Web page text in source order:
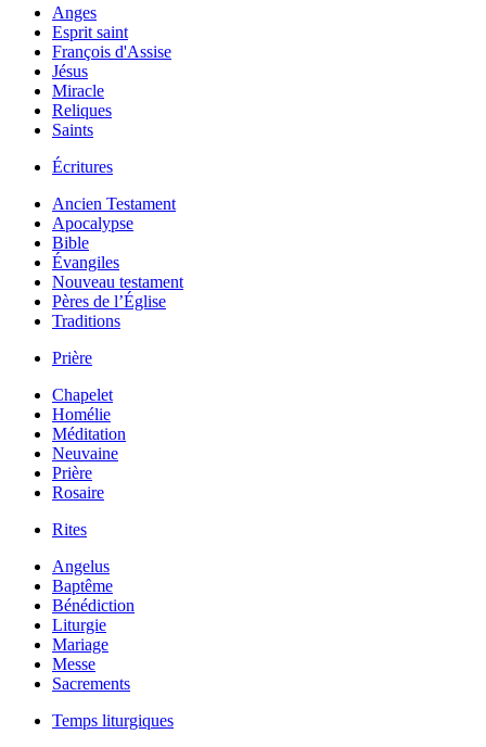
Anges
Esprit saint
François d'Assise
Jésus
Miracle
Reliques
Saints
Écritures
Ancien Testament
Apocalypse
Bible
Évangiles
Nouveau testament
Pères de l’Église
Traditions
Prière
Chapelet
Homélie
Méditation
Neuvaine
Prière
Rosaire
Rites
Angelus
Baptême
Bénédiction
Liturgie
Mariage
Messe
Sacrements
Temps liturgiques